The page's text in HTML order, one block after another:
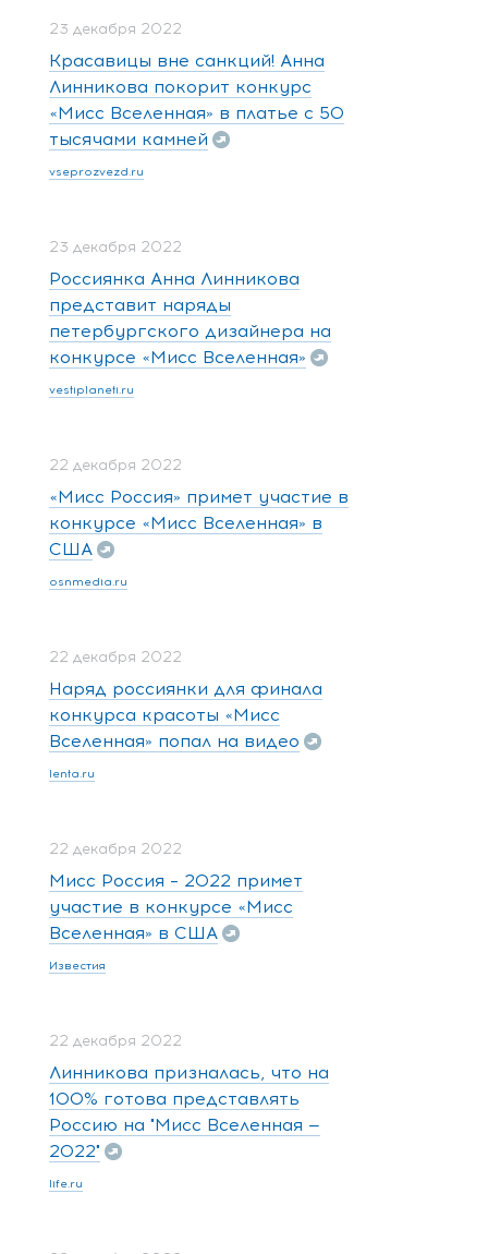
23 декабря 2022
Красавицы вне санкций! Анна
Линникова покорит конкурс
«Мисс Вселенная» в платье с 50
тысячами камней
vseprozvezd.ru
23 декабря 2022
Россиянка Анна Линникова
представит наряды
петербургского дизайнера на
конкурсе «Мисс Вселенная»
vestiplaneti.ru
22 декабря 2022
«Мисс Россия» примет участие в
конкурсе «Мисс Вселенная» в
США
osnmedia.ru
22 декабря 2022
Наряд россиянки для финала
конкурса красоты «Мисс
Вселенная» попал на видео
lenta.ru
22 декабря 2022
Мисс Россия – 2022 примет
участие в конкурсе «Мисс
Вселенная» в США
Известия
22 декабря 2022
Линникова призналась, что на
100% готова представлять
Россию на "Мисс Вселенная —
2022"
life.ru